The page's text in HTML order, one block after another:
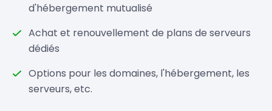
d'hébergement mutualisé
Achat et renouvellement de plans de serveurs
dédiés
Options pour les domaines, l'hébergement, les
serveurs, etc.